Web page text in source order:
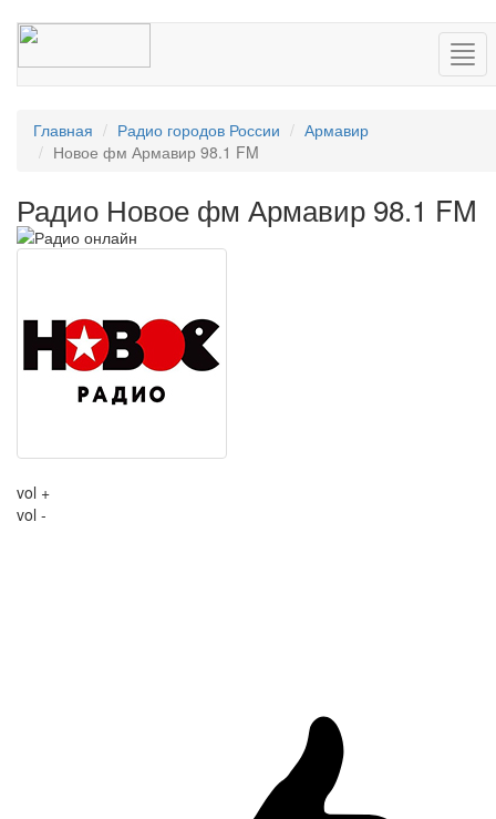
Главная Радио городов России
Армавир
Новое фм Армавир 98.1 FM
Радио Новое фм Армавир 98.1 FM
vol +
vol -